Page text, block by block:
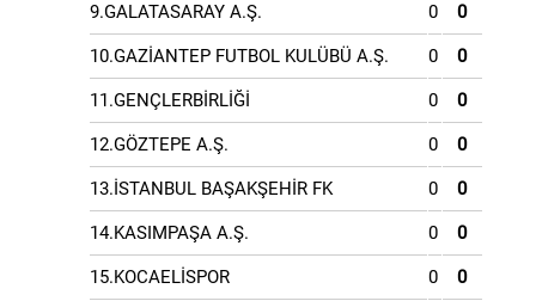
9.GALATASARAY A.Ş. 0 0
10.GAZİANTEP FUTBOL KULÜBÜ A.Ş. 0 0
11.GENÇLERBİRLİĞİ 0 0
12.GÖZTEPE A.Ş. 0 0
13.İSTANBUL BAŞAKŞEHİR FK 0 0
14.KASIMPAŞA A.Ş. 0 0
15.KOCAELİSPOR 0 0